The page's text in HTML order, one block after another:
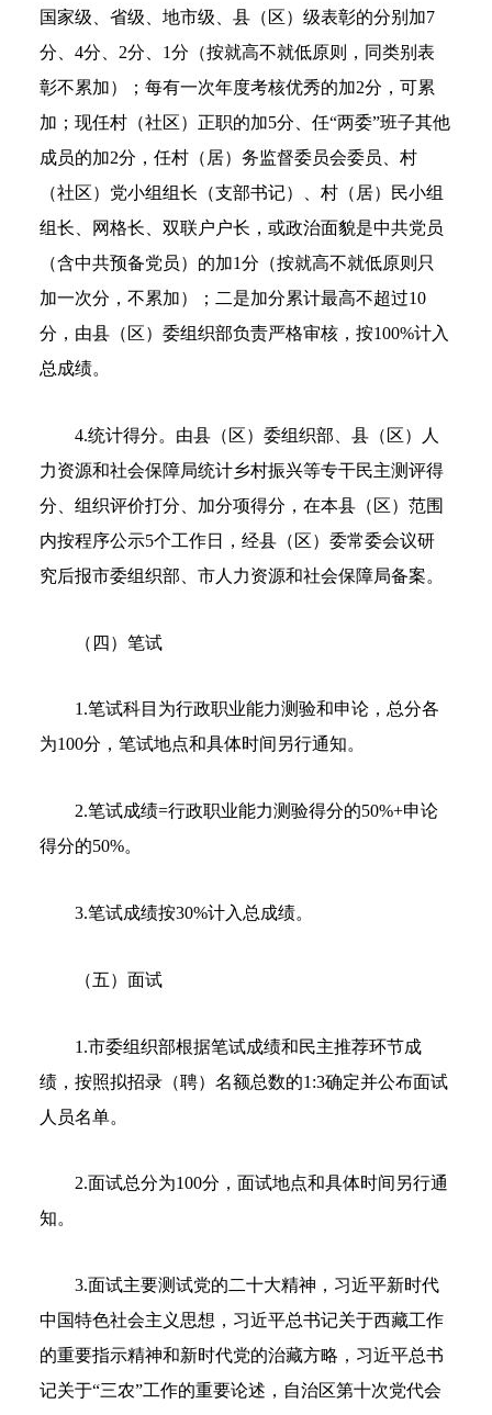
国家级、省级、地市级、县（区）级表彰的分别加7
分、4分、2分、1分（按就高不就低原则，同类别表
彰不累加）；每有一次年度考核优秀的加2分，可累
加；现任村（社区）正职的加5分、任“两委”班子其他
成员的加2分，任村（居）务监督委员会委员、村
（社区）党小组组长（支部书记）、村（居）民小组
组长、网格长、双联户户长，或政治面貌是中共党员
（含中共预备党员）的加1分（按就高不就低原则只
加一次分，不累加）；二是加分累计最高不超过10
分，由县（区）委组织部负责严格审核，按100%计入
总成绩。
4.统计得分。由县（区）委组织部、县（区）人
力资源和社会保障局统计乡村振兴等专干民主测评得
分、组织评价打分、加分项得分，在本县（区）范围
内按程序公示5个工作日，经县（区）委常委会议研
究后报市委组织部、市人力资源和社会保障局备案。
（四）笔试
1.笔试科目为行政职业能力测验和申论，总分各
为100分，笔试地点和具体时间另行通知。
2.笔试成绩=行政职业能力测验得分的50%+申论
得分的50%。
3.笔试成绩按30%计入总成绩。
（五）面试
1.市委组织部根据笔试成绩和民主推荐环节成
绩，按照拟招录（聘）名额总数的1:3确定并公布面试
人员名单。
2.面试总分为100分，面试地点和具体时间另行通
知。
3.面试主要测试党的二十大精神，习近平新时代
中国特色社会主义思想，习近平总书记关于西藏工作
的重要指示精神和新时代党的治藏方略，习近平总书
记关于“三农”工作的重要论述，自治区第十次党代会